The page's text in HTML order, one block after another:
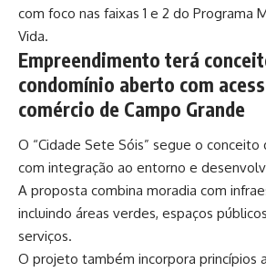
com foco nas faixas 1 e 2 do Programa
Vida.
Empreendimento terá
condomínio aberto com
comércio de Campo Grande
O “Cidade Sete Sóis” segue o
com integração ao entorno e
A proposta combina moradia com
incluindo áreas verdes, espaços
serviços.
O projeto também incorpora princípios